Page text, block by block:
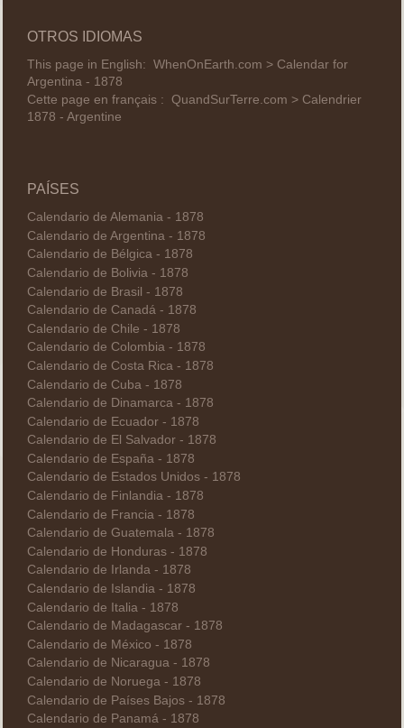
OTROS IDIOMAS
This page in English: WhenOnEarth.com > Calendar for
Argentina - 1878
Cette page en français : QuandSurTerre.com > Calendrier
1878 - Argentine
PAÍSES
Calendario de Alemania - 1878
Calendario de Argentina - 1878
Calendario de Bélgica - 1878
Calendario de Bolivia - 1878
Calendario de Brasil - 1878
Calendario de Canadá - 1878
Calendario de Chile - 1878
Calendario de Colombia - 1878
Calendario de Costa Rica - 1878
Calendario de Cuba - 1878
Calendario de Dinamarca - 1878
Calendario de Ecuador - 1878
Calendario de El Salvador - 1878
Calendario de España - 1878
Calendario de Estados Unidos - 1878
Calendario de Finlandia - 1878
Calendario de Francia - 1878
Calendario de Guatemala - 1878
Calendario de Honduras - 1878
Calendario de Irlanda - 1878
Calendario de Islandia - 1878
Calendario de Italia - 1878
Calendario de Madagascar - 1878
Calendario de México - 1878
Calendario de Nicaragua - 1878
Calendario de Noruega - 1878
Calendario de Países Bajos - 1878
Calendario de Panamá - 1878